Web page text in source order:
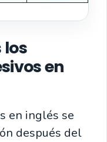
los
en
en inglés se
después del